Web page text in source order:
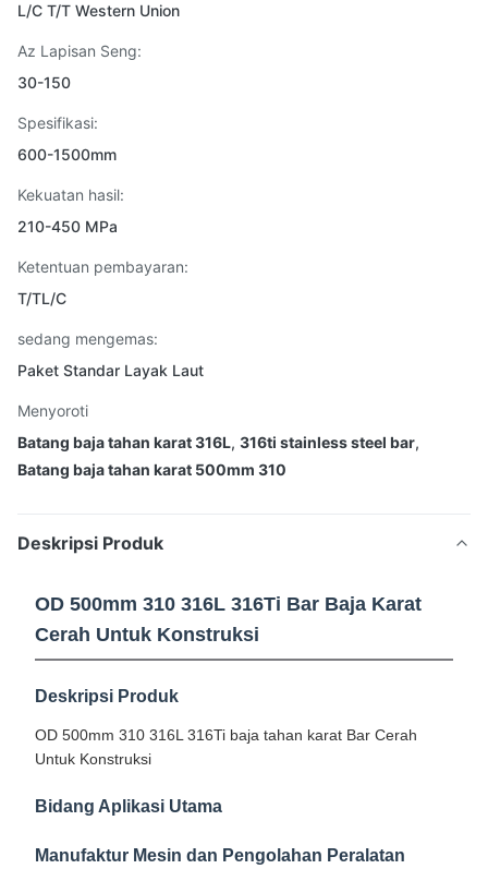
L/C T/T Western Union
Az Lapisan Seng:
30-150
Spesifikasi:
600-1500mm
Kekuatan hasil:
210-450 MPa
Ketentuan pembayaran:
T/TL/C
sedang mengemas:
Paket Standar Layak Laut
Menyoroti
Batang baja tahan karat 316L, 316ti stainless steel bar,
Batang baja tahan karat 500mm 310
Deskripsi Produk
OD 500mm 310 316L 316Ti Bar Baja Karat
Cerah Untuk Konstruksi
Deskripsi Produk
OD 500mm 310 316L 316Ti baja tahan karat Bar Cerah
Untuk Konstruksi
Bidang Aplikasi Utama
Manufaktur Mesin dan Pengolahan Peralatan